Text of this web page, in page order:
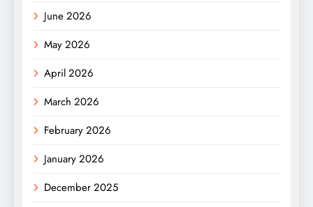
June 2026
May 2026
April 2026
March 2026
February 2026
January 2026
December 2025